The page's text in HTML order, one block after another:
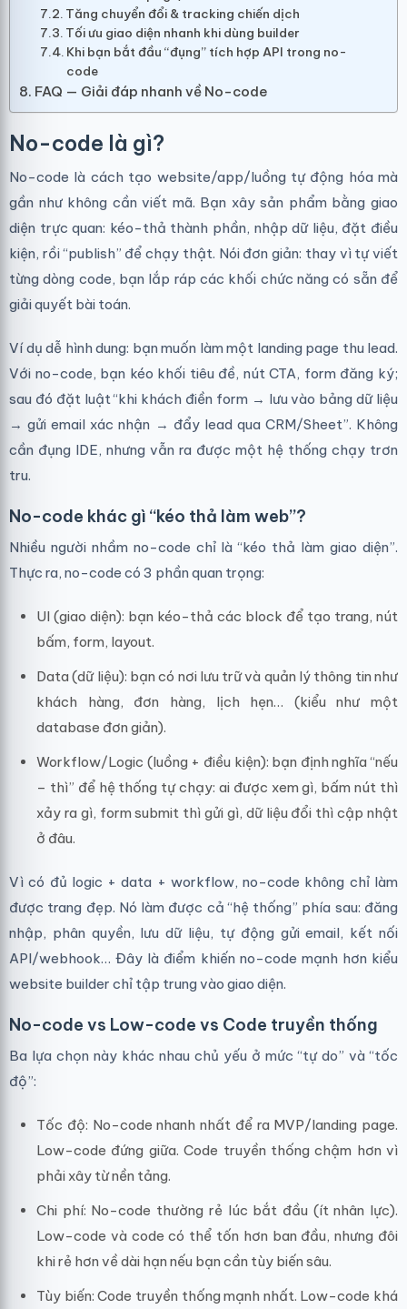
Tăng chuyển đổi & tracking chiến dịch
Tối ưu giao diện nhanh khi dùng builder
Khi bạn bắt đầu “đụng” tích hợp API trong no-
code
FAQ — Giải đáp nhanh về No-code
No-code là gì?
No-code là cách tạo website/app/luồng tự động hóa mà
gần như không cần viết mã. Bạn xây sản phẩm bằng giao
diện trực quan: kéo-thả thành phần, nhập dữ liệu, đặt điều
kiện, rồi “publish” để chạy thật. Nói đơn giản: thay vì tự viết
từng dòng code, bạn lắp ráp các khối chức năng có sẵn để
giải quyết bài toán.
Ví dụ dễ hình dung: bạn muốn làm một landing page thu lead.
Với no-code, bạn kéo khối tiêu đề, nút CTA, form đăng ký;
sau đó đặt luật “khi khách điền form → lưu vào bảng dữ liệu
→ gửi email xác nhận → đẩy lead qua CRM/Sheet”. Không
cần đụng IDE, nhưng vẫn ra được một hệ thống chạy trơn
tru.
No-code khác gì “kéo thả làm web”?
Nhiều người nhầm no-code chỉ là “kéo thả làm giao diện”.
Thực ra, no-code có 3 phần quan trọng:
UI (giao diện): bạn kéo-thả các block để tạo trang, nút
bấm, form, layout.
Data (dữ liệu): bạn có nơi lưu trữ và quản lý thông tin như
khách hàng, đơn hàng, lịch hẹn… (kiểu như một
database đơn giản).
Workflow/Logic (luồng + điều kiện): bạn định nghĩa “nếu
– thì” để hệ thống tự chạy: ai được xem gì, bấm nút thì
xảy ra gì, form submit thì gửi gì, dữ liệu đổi thì cập nhật
ở đâu.
Vì có đủ logic + data + workflow, no-code không chỉ làm
được trang đẹp. Nó làm được cả “hệ thống” phía sau: đăng
nhập, phân quyền, lưu dữ liệu, tự động gửi email, kết nối
API/webhook… Đây là điểm khiến no-code mạnh hơn kiểu
website builder chỉ tập trung vào giao diện.
No-code vs Low-code vs Code truyền thống
Ba lựa chọn này khác nhau chủ yếu ở mức “tự do” và “tốc
độ”:
Tốc độ: No-code nhanh nhất để ra MVP/landing page.
Low-code đứng giữa. Code truyền thống chậm hơn vì
phải xây từ nền tảng.
Chi phí: No-code thường rẻ lúc bắt đầu (ít nhân lực).
Low-code và code có thể tốn hơn ban đầu, nhưng đôi
khi rẻ hơn về dài hạn nếu bạn cần tùy biến sâu.
Tùy biến: Code truyền thống mạnh nhất. Low-code khá